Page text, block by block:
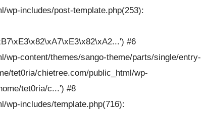
wp-includes/post-template.php(253):
#6
wp-content/themes/sango-theme/parts/single/entry-
tet0ria/chietree.com/public_html/wp-
tet0ria/c...') #8
wp-includes/template.php(716):